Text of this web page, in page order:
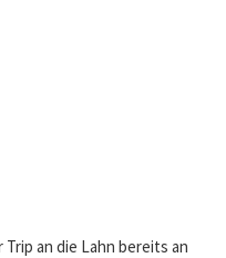
an die Lahn bereits an